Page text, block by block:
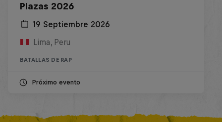
Plazas 2026
19 Septiembre 2026
Lima, Peru
BATALLAS DE RAP
Próximo evento